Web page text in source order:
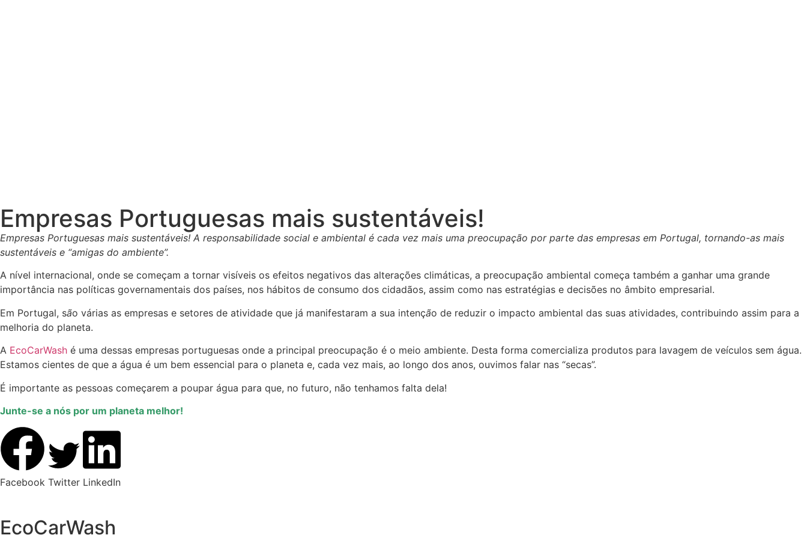
Empresas Portuguesas mais sustentáveis!
Empresas Portuguesas mais sustentáveis! A responsabilidade social e ambiental é cada vez mais uma preocupação por parte das empresas em Portugal, tornando-as mais
sustentáveis e “amigas do ambiente”.
A nível internacional, onde se começam a tornar visíveis os efeitos negativos das alterações climáticas, a preocupação ambiental começa também a ganhar uma grande
importância nas políticas governamentais dos países, nos hábitos de consumo dos cidadãos, assim como nas estratégias e decisões no âmbito empresarial.
Em Portugal, são várias as empresas e setores de atividade que já manifestaram a sua intenção de reduzir o impacto ambiental das suas atividades, contribuindo assim para a
melhoria do planeta.
A EcoCarWash é uma dessas empresas portuguesas onde a principal preocupação é o meio ambiente. Desta forma comercializa produtos para lavagem de veículos sem água.
Estamos cientes de que a água é um bem essencial para o planeta e, cada vez mais, ao longo dos anos, ouvimos falar nas “secas”.
É importante as pessoas começarem a poupar água para que, no futuro, não tenhamos falta dela!
Junte-se a nós por um planeta melhor!
Facebook Twitter LinkedIn
EcoCarWash